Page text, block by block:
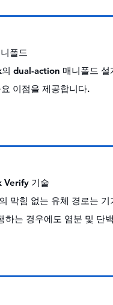
폴드
dual-action 매니폴드 설
이점을 제공합니다.
Verify 기술
막힘 없는 유체 경로는
하는 경우에도 염분 및 단